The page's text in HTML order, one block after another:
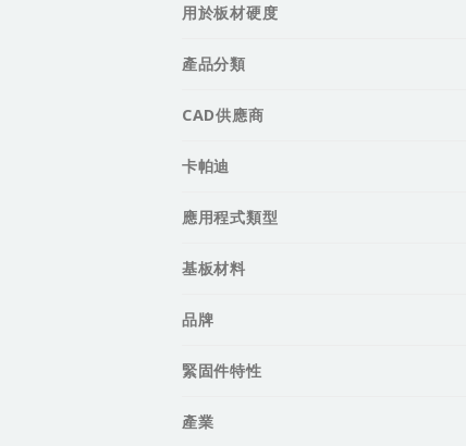
用於板材硬度
產品分類
CAD供應商
卡帕迪
應用程式類型
基板材料
品牌
緊固件特性
產業